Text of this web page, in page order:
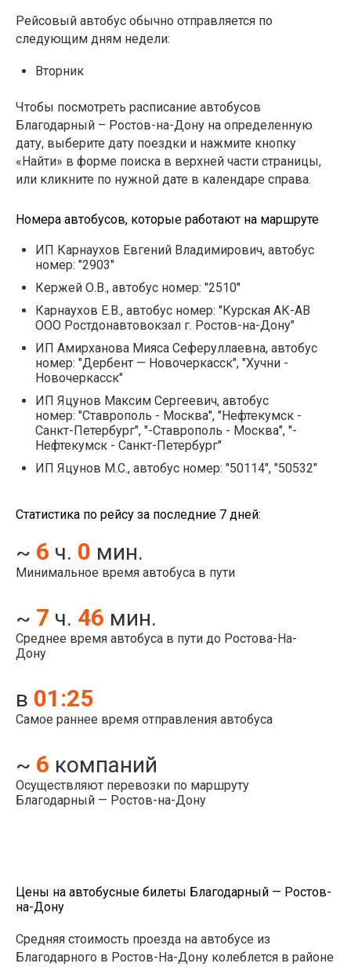
Рейсовый автобус обычно отправляется по
следующим дням недели:
Вторник
Чтобы посмотреть расписание автобусов
Благодарный – Ростов-на-Дону на определенную
дату, выберите дату поездки и нажмите кнопку
«Найти» в форме поиска в верхней части страницы,
или кликните по нужной дате в календаре справа.
Номера автобусов, которые работают на маршруте
ИП Карнаухов Евгений Владимирович, автобус
номер: "2903"
Кержей О.В., автобус номер: "2510"
Карнаухов Е.В., автобус номер: "Курская АК-АВ
ООО Ростдонавтовокзал г. Ростов-на-Дону"
ИП Амирханова Мияса Сеферуллаевна, автобус
номер: "Дербент — Новочеркасск", "Хучни -
Новочеркасск"
ИП Яцунов Максим Сергеевич, автобус
номер: "Ставрополь - Москва", "Нефтекумск -
Санкт-Петербург", "-Ставрополь - Москва", "-
Нефтекумск - Санкт-Петербург"
ИП Яцунов M.C., автобус номер: "50114", "50532"
Статистика по рейсу за последние 7 дней:
~ 6 ч. 0 мин.
Минимальное время автобуса в пути
~ 7 ч. 46 мин.
Среднее время автобуса в пути до Ростова-На-
Дону
в 01:25
Самое раннее время отправления автобуса
~ 6 компаний
Осуществляют перевозки по маршруту
Благодарный — Ростов-на-Дону
Цены на автобусные билеты Благодарный — Ростов-
на-Дону
Средняя стоимость проезда на автобусе из
Благодарного в Ростов-На-Дону колеблется в районе